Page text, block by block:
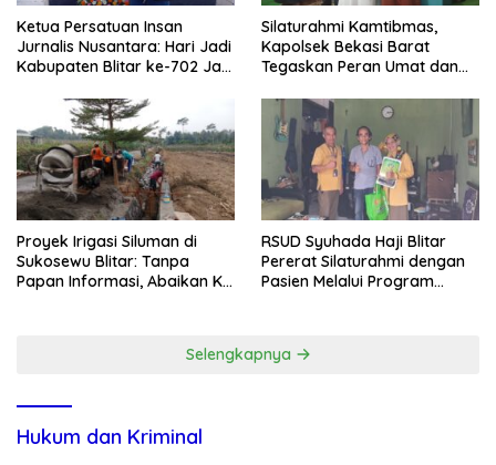
Ketua Persatuan Insan
Jurnalis Nusantara: Hari Jadi
Kabupaten Blitar ke-702 Jadi
Pembangunan
Silaturahmi Kamtibmas,
Kapolsek Bekasi Barat
Tegaskan Peran Umat dan
Kondusivitas Wilayah
Proyek Irigasi Siluman di
Sukosewu Blitar: Tanpa
Papan Informasi, Abaikan K3,
RSUD Syuhada Haji Blitar
Pererat Silaturahmi dengan
Pasien Melalui Program
Selengkapnya
Hukum dan Kriminal